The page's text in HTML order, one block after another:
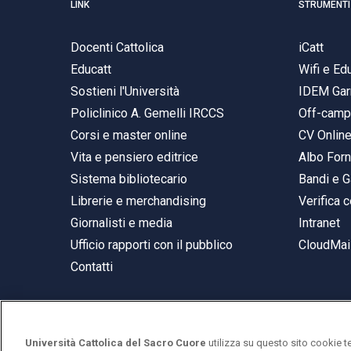
LINK
Docenti Cattolica
Educatt
Sostieni l'Università
Policlinico A. Gemelli IRCCS
Corsi e master online
Vita e pensiero editrice
Sistema bibliotecario
Librerie e merchandising
Giornalisti e media
Ufficio rapporti con il pubblico
Contatti
STRUMENTI
iCatt
Wifi e
IDEM
Off-
CV Online
Albo
Bandi e
Verifica
Intranet
© Università Cattolica del Sacro Cuore
Università Cattolica del Sacro Cuore utilizza su questo sito cookie